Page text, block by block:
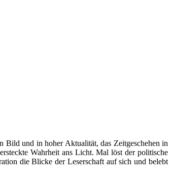
Bild und in hoher Aktualität, das Zeitgeschehen in
Wahrheit ans Licht. Mal löst der politische
die Blicke der Leserschaft auf sich und belebt